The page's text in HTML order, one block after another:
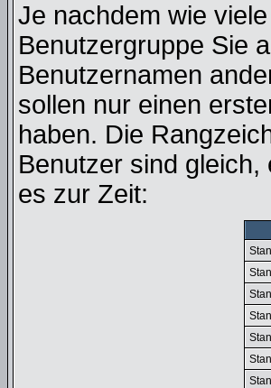
Je nachdem wie
Benutzergruppe Sie
Benutzernamen
sollen nur einen
haben. Die
Benutzer sind
es zur Zeit: